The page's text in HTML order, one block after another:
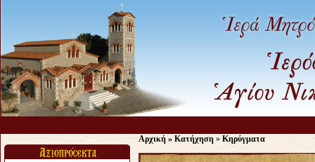
Αρχική » Κατήχηση » Κηρύγματα